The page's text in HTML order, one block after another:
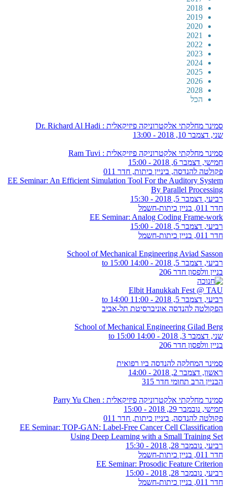
2018
2019
2020
2021
2022
2023
2024
2025
2026
2028
הכל
סמינר מחלקתי אלקטרוניקה פיזיקאלית : Dr. Richard Al Hadi
שני, דצמבר 10, 2018 - 13:00
סמינר מחלקתי אלקטרוניקה פיזיקאלית : Ram Tuvi
חמישי, דצמבר 6, 2018 - 15:00
פקולטה להנדסה, ביניין כיתות, חדר 011
EE Seminar: An Efficient Simulation Tool For the Auditory System
By Parallel Processing
רביעי, דצמבר 5, 2018 - 15:30
חדר 011, בניין כיתות-חשמל
EE Seminar: Analog Coding Frame-work
רביעי, דצמבר 5, 2018 - 15:00
חדר 011, בניין כיתות-חשמל
School of Mechanical Engineering Aviad Sasson
רביעי, דצמבר 5, 2018 -
14:00
15:00
בניין וולפסון חדר 206
Elbit Hanukkah Fest @ TAU
רביעי, דצמבר 5, 2018 -
11:00
14:00
הפקולטה להנדסה אוניברסיטת תל-אביב
School of Mechanical Engineering Gilad Berg
שני, דצמבר 3, 2018 -
14:00
15:00
בניין וולפסון חדר 206
סמינר המחלקה להנדסה ביו רפואית
ראשון, דצמבר 2, 2018 - 14:00
הבניין הרב תחומי חדר 315
סמינר מחלקתי אלקטרוניקה פיזיקאלית : Parry Yu Chen
חמישי, נובמבר 29, 2018 - 15:00
פקולטה להנדסה, ביניין כיתות, חדר 011
EE Seminar: TOP-GAN: Label-Free Cancer Cell Classification
Using Deep Learning with a Small Training Set
רביעי, נובמבר 28, 2018 - 15:30
חדר 011, בניין כיתות-חשמל
EE Seminar: Prosodic Feature Criterion
רביעי, נובמבר 28, 2018 - 15:00
חדר 011, בניין כיתות-חשמל